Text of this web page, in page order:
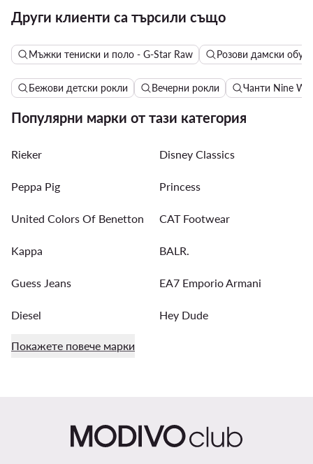
Други клиенти са търсили също
Мъжки тениски и поло - G-Star Raw Розови дамски
Бежови детски рокли Вечерни рокли Чанти Nine
Популярни марки от тази категория
Rieker Disney Classics
Peppa Pig Princess
United Colors Of Benetton CAT Footwear
Kappa BALR.
Guess Jeans EA7 Emporio Armani
Diesel Hey Dude
Покажете повече марки